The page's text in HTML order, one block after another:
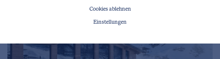
Cookies ablehnen
Einstellungen